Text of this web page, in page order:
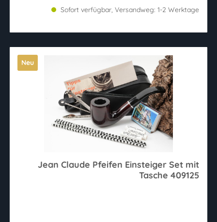
Sofort verfügbar, Versandweg: 1-2 Werktage
Neu
Jean Claude Pfeifen Einsteiger Set mit
Tasche 409125